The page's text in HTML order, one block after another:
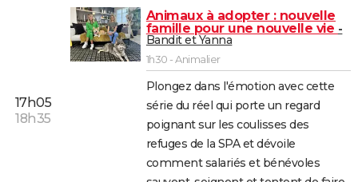
17h05
18h35
Animaux à adopter : nouvelle
famille pour une nouvelle vie
Bandit et Yanna
1h30 - Animalier
Plongez dans l'émotion avec cette
série du réel qui porte un regard
poignant sur les coulisses des
refuges de la SPA et dévoile
comment salariés et bénévoles